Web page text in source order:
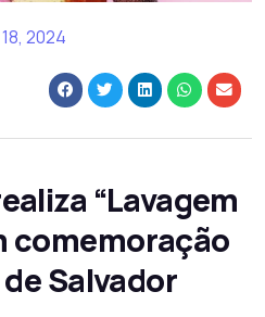
2024
“Lavagem
comemoração
Salvador